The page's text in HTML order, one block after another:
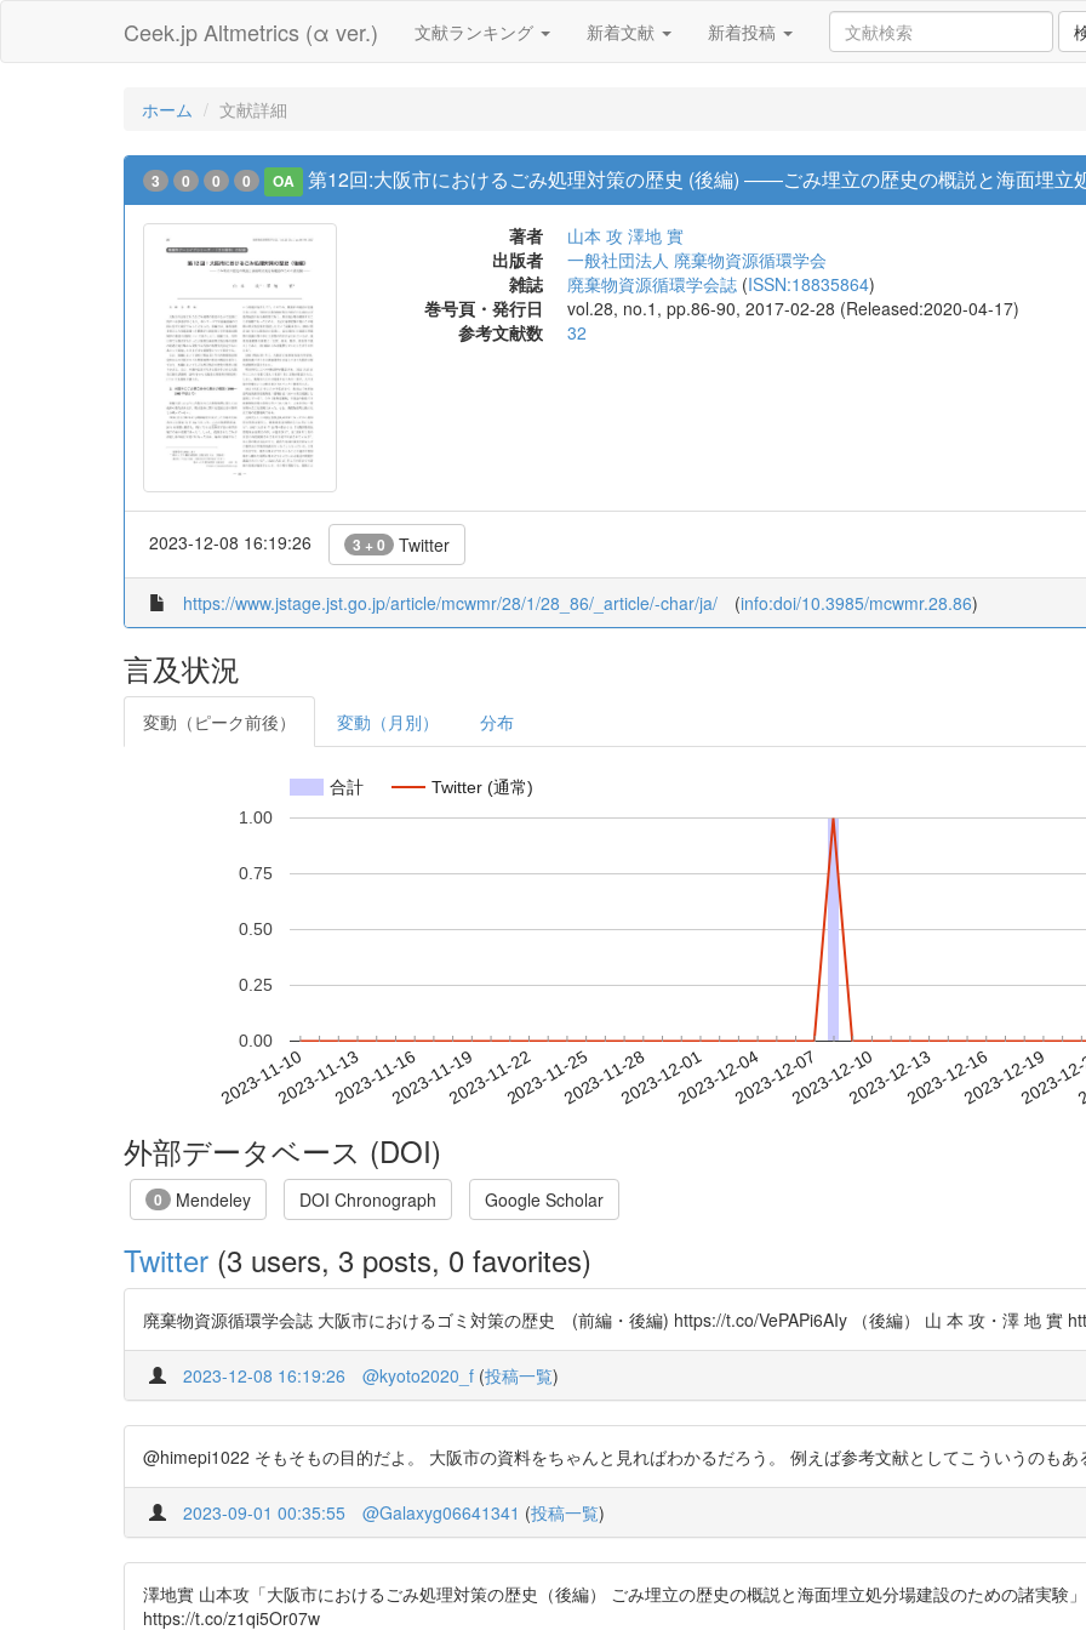
Ceek.jp Altmetrics (α ver.) 文献ランキング 新着文献 新着投稿
ホーム 文献詳細
3 0 0 0 OA 第12回:大阪市におけるごみ処理対策の歴史 (後編) ――ごみ埋立の歴史の概説と海面埋
著者 山本 攻 澤地 實
出版者
一般社団法人 廃棄物資源循環学会
雑誌
廃棄物資源循環学会誌 (ISSN:18835864)
巻号頁・発行日
vol.28, no.1, pp.86-90, 2017-02-28 (Released:2020-04-17)
参考文献数
32
2023-12-08 16:19:26 3 + 0 Twitter
https://www.jstage.jst.go.jp/article/mcwmr/28/1/28_86/_article/-char/ja/ (info:doi/10.3985/mcwmr.28.86)
言及状況
変動（ピーク前後） 変動（月別） 分布
合計 Twitter (通常)
2023-11-102023-11-132023-11-162023-11-192023-11-222023-11-252023-11-282023-12-012023-12-042023-12-072023-12-102023-12-132023-12-162023-12-19
2023-
0.00
0.25
0.50
0.75
1.00
外部データベース (DOI)
0 Mendeley DOI Chronograph Google Scholar
Twitter (3 users, 3 posts, 0 favorites)
廃棄物資源循環学会誌 大阪市におけるゴミ対策の歴史 (前編・後編) https://t.co/VePAPi6AIy （後編） 山 本 攻・澤 地 實
2023-12-08 16:19:26 @kyoto2020_f (投稿一覧)
@himepi1022 そもそもの目的だよ。 大阪市の資料をちゃんと見ればわかるだろう。 例えば参考文献としてこういうのも
2023-09-01 00:35:55 @Galaxyg06641341 (投稿一覧)
澤地實 山本攻「大阪市におけるごみ処理対策の歴史（後編） ごみ埋立の歴史の概説と海面埋立処分場建設のための諸実験
https://t.co/z1qi5Or07w